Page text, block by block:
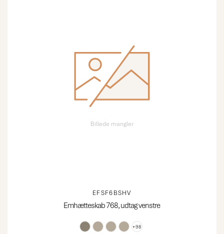
Billede mangler
EFSF6BSHV
Emhætteskab 768, udtag venstre
+98